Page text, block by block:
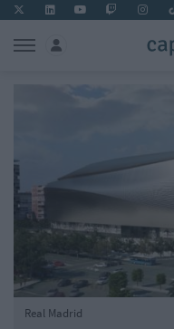
Real Madrid